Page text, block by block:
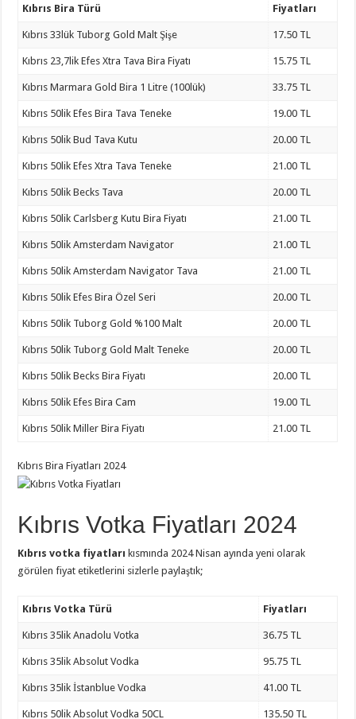
Kıbrıs Bira Türü Fiyatları
Kıbrıs 33lük Tuborg Gold Malt Şişe 17.50 TL
Kıbrıs 23,7lik Efes Xtra Tava Bira Fiyatı 15.75 TL
Kıbrıs Marmara Gold Bira 1 Litre (100lük) 33.75 TL
Kıbrıs 50lik Efes Bira Tava Teneke 19.00 TL
Kıbrıs 50lik Bud Tava Kutu 20.00 TL
Kıbrıs 50lik Efes Xtra Tava Teneke 21.00 TL
Kıbrıs 50lik Becks Tava 20.00 TL
Kıbrıs 50lik Carlsberg Kutu Bira Fiyatı 21.00 TL
Kıbrıs 50lik Amsterdam Navigator 21.00 TL
Kıbrıs 50lik Amsterdam Navigator Tava 21.00 TL
Kıbrıs 50lik Efes Bira Özel Seri 20.00 TL
Kıbrıs 50lik Tuborg Gold %100 Malt 20.00 TL
Kıbrıs 50lik Tuborg Gold Malt Teneke 20.00 TL
Kıbrıs 50lik Becks Bira Fiyatı 20.00 TL
Kıbrıs 50lik Efes Bira Cam 19.00 TL
Kıbrıs 50lik Miller Bira Fiyatı 21.00 TL
Kıbrıs Bira Fiyatları 2024
Kıbrıs Votka Fiyatları 2024
Kıbrıs votka fiyatları kısmında 2024 Nisan ayında yeni olarak
görülen fiyat etiketlerini sizlerle paylaştık;
Kıbrıs Votka Türü Fiyatları
Kıbrıs 35lik Anadolu Votka 36.75 TL
Kıbrıs 35lik Absolut Vodka 95.75 TL
Kıbrıs 35lik İstanblue Vodka 41.00 TL
Kıbrıs 50lik Absolut Vodka 50CL 135.50 TL